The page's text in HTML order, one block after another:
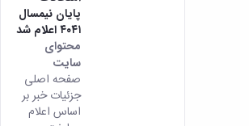
پایان نیمسال
۴۰۴۱ اعلام شد
محتوای
سایت
صفحه اصلی
جزئیات خبر بر
اساس اعلام